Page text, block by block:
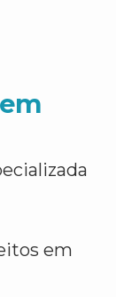
em